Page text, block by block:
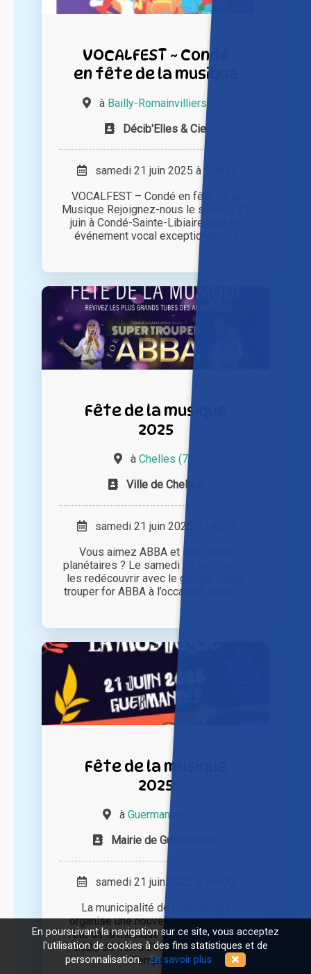
VOCALFEST ~ Condé
en fête de la musique
à Bailly-Romainvilliers (77)
Décib'Elles & Cie
samedi 21 juin 2025 à 14h00
VOCALFEST – Condé en fête de la
Musique Rejoignez-nous le samedi 21
juin à Condé-Sainte-Libiaire pour un
événement vocal exceptionnel [...]
Fête de la musique
2025
à Chelles (77)
Ville de Chelles
samedi 21 juin 2025 à 18h30
Vous aimez ABBA et ses tubes
planétaires ? Le samedi 21 juin, venez
les redécouvrir avec le groupe Super
trouper for ABBA à l’occasion d’une [...]
Fête de la musique
2025
à Guermantes (77)
Mairie de Guermantes
samedi 21 juin 2025 à 19h00
La municipalité de Guermantes
organise une nouvelle édition de sa
fête de la musique le samedi 21 juin
2025 de 19h à 23h sur la place du
Temps [...]
En poursuivant la navigation sur ce site, vous acceptez
l'utilisation de cookies à des fins statistiques et de
personnalisation.En savoir plus